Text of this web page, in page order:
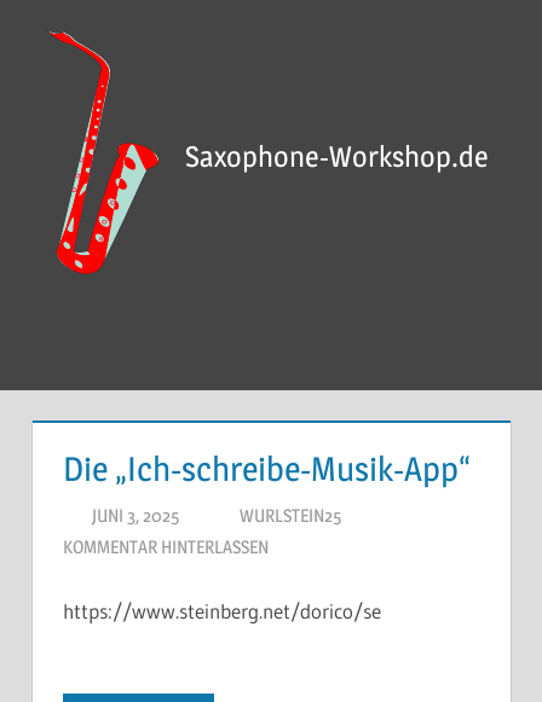
Saxophone-Workshop.de
Die „Ich-schreibe-Musik-App“
JUNI 3, 2025
WURLSTEIN25
KOMMENTAR HINTERLASSEN
https://www.steinberg.net/dorico/se